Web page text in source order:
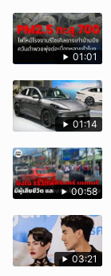
01:01
01:14
00:58
03:21